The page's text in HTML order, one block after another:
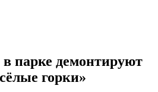
в парке демонтируют
горки»